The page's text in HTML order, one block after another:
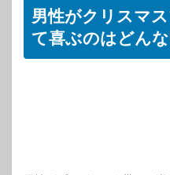
男性がクリスマ
て喜ぶのはどんな